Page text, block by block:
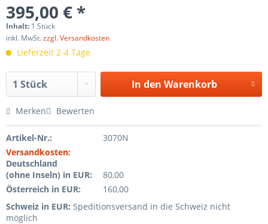
395,00 € *
Inhalt: 1 Stück
inkl. MwSt.zzgl. Versandkosten
Lieferzeit 2-4 Tage
In den Warenkorb
Merken Bewerten
Artikel-Nr.:
3070N
Versandkosten:
Deutschland
(ohne Inseln) in EUR:
80,00
Österreich in EUR:
160,00
Schweiz in EUR: Speditionsversand in die Schweiz nicht
möglich